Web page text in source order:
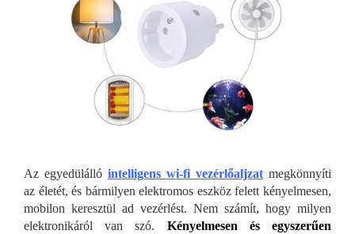
Az egyedülálló intelligens wi-fi vezérlőaljzat megkönnyíti
az életét, és bármilyen elektromos eszköz felett kényelmesen,
mobilon keresztül ad vezérlést. Nem számít, hogy milyen
elektronikáról van szó. Kényelmesen és egyszerűen